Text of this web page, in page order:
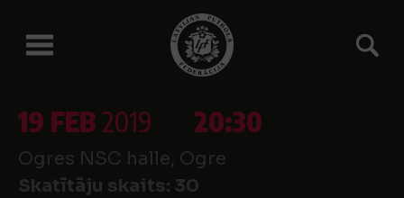
19 FEB2019 20:30
Ogres NSC halle, Ogre
Skatītāju skaits: 30